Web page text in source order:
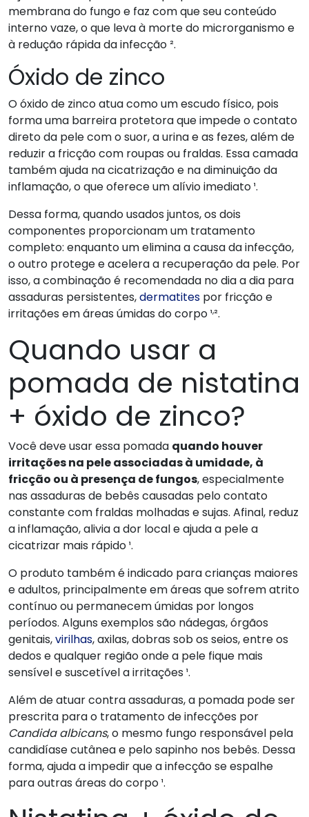
membrana do fungo e faz com que seu conteúdo
interno vaze, o que leva à morte do microrganismo e
à redução rápida da infecção ².
Óxido de zinco
O óxido de zinco atua como um escudo físico, pois
forma uma barreira protetora que impede o contato
direto da pele com o suor, a urina e as fezes, além de
reduzir a fricção com roupas ou fraldas. Essa camada
também ajuda na cicatrização e na diminuição da
inflamação, o que oferece um alívio imediato ¹.
Dessa forma, quando usados juntos, os dois
componentes proporcionam um tratamento
completo: enquanto um elimina a causa da infecção,
o outro protege e acelera a recuperação da pele. Por
isso, a combinação é recomendada no dia a dia para
assaduras persistentes,dermatites por fricção e
irritações em áreas úmidas do corpo ¹,².
Quando usar a
pomada de nistatina
+ óxido de zinco?
Você deve usar essa pomada quando houver
irritações na pele associadas à umidade, à
fricção ou à presença de fungos, especialmente
nas assaduras de bebês causadas pelo contato
constante com fraldas molhadas e sujas. Afinal, reduz
a inflamação, alivia a dor local e ajuda a pele a
cicatrizar mais rápido ¹.
O produto também é indicado para crianças maiores
e adultos, principalmente em áreas que sofrem atrito
contínuo ou permanecem úmidas por longos
períodos. Alguns exemplos são nádegas, órgãos
genitais,virilhas, axilas, dobras sob os seios, entre os
dedos e qualquer região onde a pele fique mais
sensível e suscetível a irritações ¹.
Além de atuar contra assaduras, a pomada pode ser
prescrita para o tratamento de infecções por
Candida albicans, o mesmo fungo responsável pela
candidíase cutânea e pelo sapinho nos bebês. Dessa
forma, ajuda a impedir que a infecção se espalhe
para outras áreas do corpo ¹.